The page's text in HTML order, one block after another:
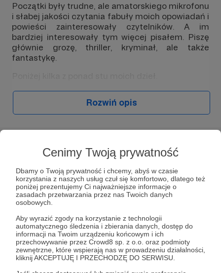
Cenimy Twoją prywatność
Dbamy o Twoją prywatność i chcemy, abyś w czasie
korzystania z naszych usług czuł się komfortowo, dlatego też
poniżej prezentujemy Ci najważniejsze informacje o
zasadach przetwarzania przez nas Twoich danych
osobowych.
Aby wyrazić zgody na korzystanie z technologii
automatycznego śledzenia i zbierania danych, dostęp do
informacji na Twoim urządzeniu końcowym i ich
przechowywanie przez Crowd8 sp. z o.o. oraz podmioty
zewnętrzne, które wspierają nas w prowadzeniu działalności,
kliknij AKCEPTUJĘ I PRZECHODZĘ DO SERWISU.
Początki były trudne, ale amatorskiego mikrofonu
i słabej jakości czytania fabuły moich opowiadań i
powieści zainteresowały czytelników. A im
bardziej interesowały tym więcej pisałem. Piszę
głównie grozę, thriller, kryminał, ale także
fantastykę.
Kryminał / thriller "Truciciel" (powieść)
W tym miejscu powinna być zewnętrzna
treść
Aby zobaczyć treść musisz zmienić ustawienia
polityki prywatności
Kryminał/ thriller "Sąsiadka" (opowiadanie)
Rozwiń opis
Słuchaj w Patronite Audio!
Słuchaj Opowieści Siaka w aplikacji Patronite
Audio.
Pobierz aplikację na swój telefon lub słuchaj w
przeglądarce.